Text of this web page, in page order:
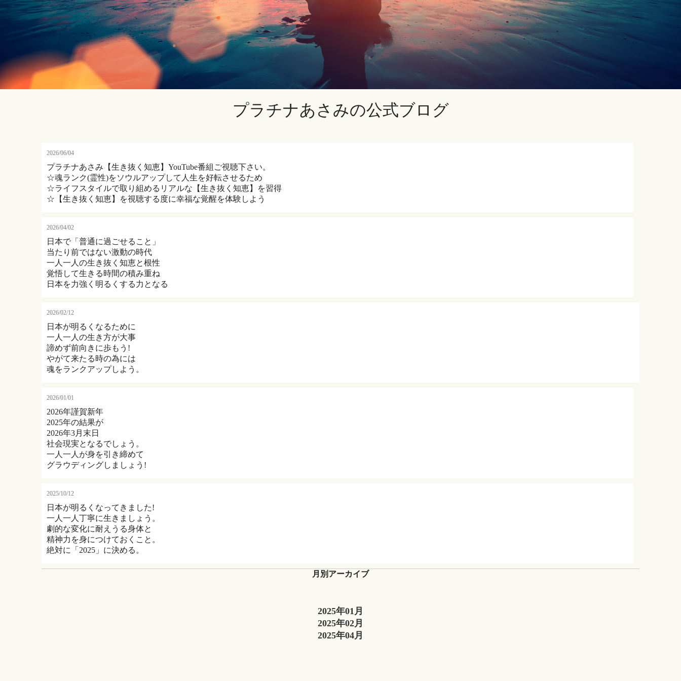
プラチナあさみの公式ブログ
2026/06/04
プラチナあさみ【生き抜く知恵】YouTube番組ご視聴下さい。
☆魂ランク(霊性)をソウルアップして人生を好転させるため
☆ライフスタイルで取り組めるリアルな【生き抜く知恵】を習得
☆【生き抜く知恵】を視聴する度に幸福な覚醒を体験しよう
2026/04/02
日本で「普通に過ごせること」
当たり前ではない激動の時代
一人一人の生き抜く知恵と根性
覚悟して生きる時間の積み重ね
日本を力強く明るくする力となる
2026/02/12
日本が明るくなるために
一人一人の生き方が大事
諦めず前向きに歩もう!
やがて来たる時の為には
魂をランクアップしよう。
2026/01/01
2026年謹賀新年
2025年の結果が
2026年3月末日
社会現実となるでしょう。
一人一人が身を引き締めて
グラウディングしましょう!
2025/10/12
日本が明るくなってきました!
一人一人丁寧に生きましょう。
劇的な変化に耐えうる身体と
精神力を身につけておくこと。
絶対に「2025」に決める。
月別アーカイブ
2025年01月
2025年02月
2025年04月